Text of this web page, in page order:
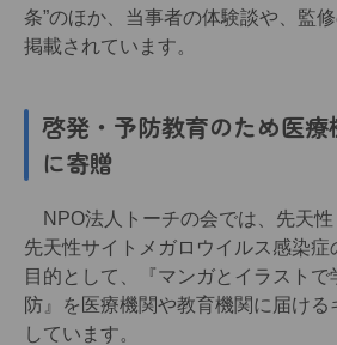
条”のほか、当事者の体験談や、監
掲載されています。
啓発・予防教育のため医
に寄贈
NPO法人トーチの会では、先天性
先天性サイトメガロウイルス感染症
目的として、『マンガとイラスト
防』を医療機関や教育機関に届け
しています。